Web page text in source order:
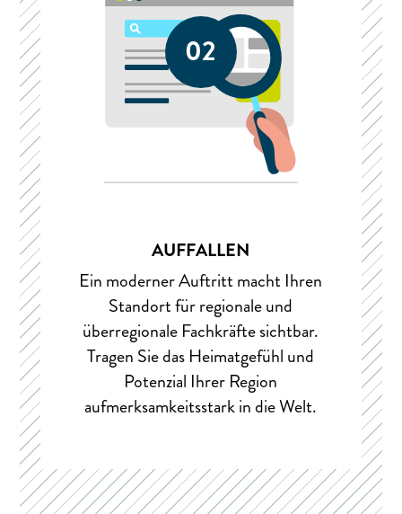
02
AUFFALLEN
Ein moderner Auftritt macht Ihren
Standort für regionale und
überregionale Fachkräfte sichtbar.
Tragen Sie das Heimatgefühl und
Potenzial Ihrer Region
aufmerksamkeitsstark in die Welt.